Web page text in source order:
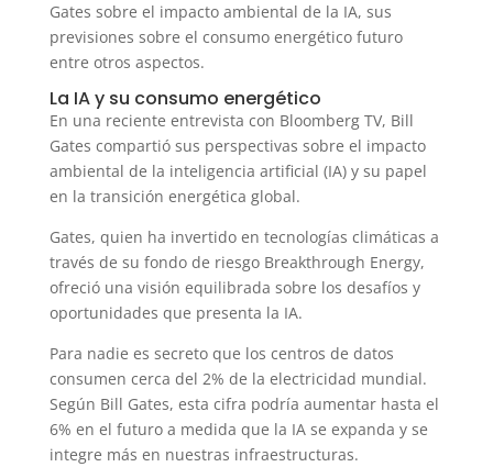
Gates sobre el impacto ambiental de la IA, sus
previsiones sobre el consumo energético futuro
entre otros aspectos.
La IA y su consumo energético
En una reciente entrevista con Bloomberg TV, Bill
Gates compartió sus perspectivas sobre el impacto
ambiental de la inteligencia artificial (IA) y su papel
en la transición energética global.
Gates, quien ha invertido en tecnologías climáticas a
través de su fondo de riesgo Breakthrough Energy,
ofreció una visión equilibrada sobre los desafíos y
oportunidades que presenta la IA.
Para nadie es secreto que los centros de datos
consumen cerca del 2% de la electricidad mundial.
Según Bill Gates, esta cifra podría aumentar hasta el
6% en el futuro a medida que la IA se expanda y se
integre más en nuestras infraestructuras.